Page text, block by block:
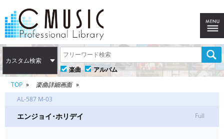
カスタム検索
楽曲
アルバム
TOP
楽曲詳細画面
AL-587 M-03
エンジョイ･ホリデイ Full